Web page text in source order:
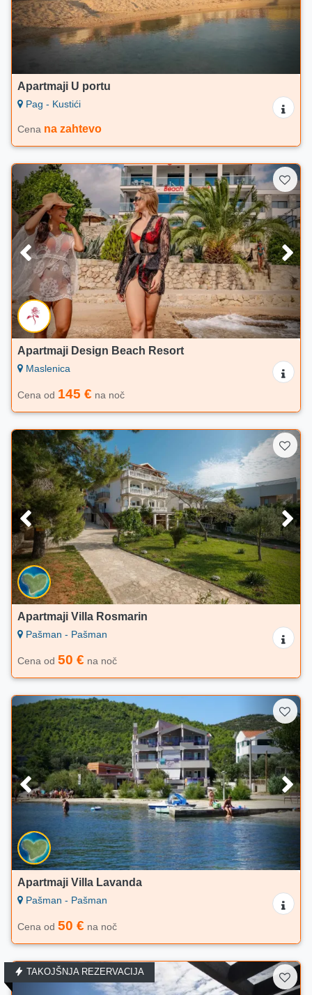
Apartmaji U portu
Pag - Kustići
Cena na zahtevo
Apartmaji Design Beach Resort
Maslenica
Cena od 145 € na noč
Apartmaji Villa Rosmarin
Pašman - Pašman
Cena od 50 € na noč
Apartmaji Villa Lavanda
Pašman - Pašman
Cena od 50 € na noč
TAKOJŠNJA REZERVACIJA